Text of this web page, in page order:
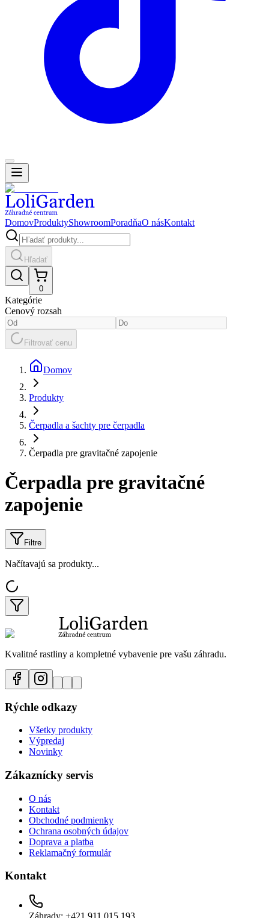
DomovProduktyShowroomPoradňaO násKontakt
Hľadať
0
Kategórie
Cenový rozsah
Filtrovať cenu
Domov
Produkty
Čerpadla a šachty pre čerpadla
Čerpadla pre gravitačné zapojenie
Čerpadla pre gravitačné
zapojenie
Filtre
Načítavajú sa produkty...
Kvalitné rastliny a kompletné vybavenie pre vašu záhradu.
Rýchle odkazy
Všetky produkty
Výpredaj
Novinky
Zákaznícky servis
O nás
Kontakt
Obchodné podmienky
Ochrana osobných údajov
Doprava a platba
Reklamačný formulár
Kontakt